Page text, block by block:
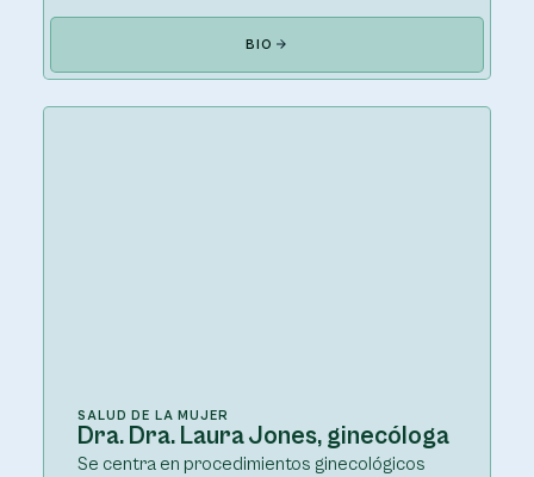
BIO
SALUD DE LA MUJER
Dra. Dra. Laura Jones, ginecóloga
Se centra en procedimientos ginecológicos